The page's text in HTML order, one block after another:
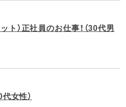
ト）正社員のお仕事！（30代男
女性）